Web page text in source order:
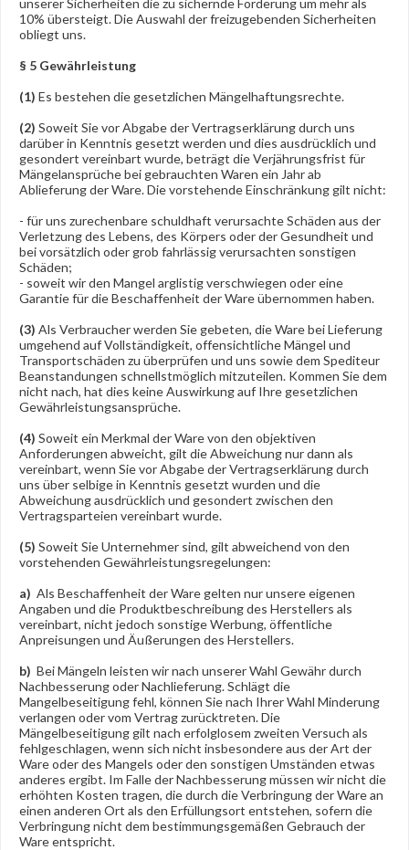
unserer Sicherheiten die zu sichernde Forderung um mehr als
10% übersteigt. Die Auswahl der freizugebenden Sicherheiten
obliegt uns.
§ 5 Gewährleistung
(1) Es bestehen die gesetzlichen Mängelhaftungsrechte.
(2) Soweit Sie vor Abgabe der Vertragserklärung durch uns
darüber in Kenntnis gesetzt werden und dies ausdrücklich und
gesondert vereinbart wurde, beträgt die Verjährungsfrist für
Mängelansprüche bei gebrauchten Waren ein Jahr ab
Ablieferung der Ware. Die vorstehende Einschränkung gilt nicht:
- für uns zurechenbare schuldhaft verursachte Schäden aus der
Verletzung des Lebens, des Körpers oder der Gesundheit und
bei vorsätzlich oder grob fahrlässig verursachten sonstigen
Schäden;
- soweit wir den Mangel arglistig verschwiegen oder eine
Garantie für die Beschaffenheit der Ware übernommen haben.
(3) Als Verbraucher werden Sie gebeten, die Ware bei Lieferung
umgehend auf Vollständigkeit, offensichtliche Mängel und
Transportschäden zu überprüfen und uns sowie dem Spediteur
Beanstandungen schnellstmöglich mitzuteilen. Kommen Sie dem
nicht nach, hat dies keine Auswirkung auf Ihre gesetzlichen
Gewährleistungsansprüche.
(4) Soweit ein Merkmal der Ware von den objektiven
Anforderungen abweicht, gilt die Abweichung nur dann als
vereinbart, wenn Sie vor Abgabe der Vertragserklärung durch
uns über selbige in Kenntnis gesetzt wurden und die
Abweichung ausdrücklich und gesondert zwischen den
Vertragsparteien vereinbart wurde.
(5) Soweit Sie Unternehmer sind, gilt abweichend von den
vorstehenden Gewährleistungsregelungen:
a) Als Beschaffenheit der Ware gelten nur unsere eigenen
Angaben und die Produktbeschreibung des Herstellers als
vereinbart, nicht jedoch sonstige Werbung, öffentliche
Anpreisungen und Äußerungen des Herstellers.
b) Bei Mängeln leisten wir nach unserer Wahl Gewähr durch
Nachbesserung oder Nachlieferung. Schlägt die
Mangelbeseitigung fehl, können Sie nach Ihrer Wahl Minderung
verlangen oder vom Vertrag zurücktreten. Die
Mängelbeseitigung gilt nach erfolglosem zweiten Versuch als
fehlgeschlagen, wenn sich nicht insbesondere aus der Art der
Ware oder des Mangels oder den sonstigen Umständen etwas
anderes ergibt. Im Falle der Nachbesserung müssen wir nicht die
erhöhten Kosten tragen, die durch die Verbringung der Ware an
einen anderen Ort als den Erfüllungsort entstehen, sofern die
Verbringung nicht dem bestimmungsgemäßen Gebrauch der
Ware entspricht.